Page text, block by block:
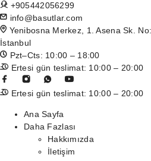
+905442056299
info@basutlar.com
Yenibosna Merkez, 1. Asena Sk.
İstanbul
Pzt–Cts: 10:00 – 18:00
Ertesi gün teslimat: 10:00 – 20:00
Ertesi gün teslimat: 10:00 – 20:00
Ana Sayfa
Daha Fazlası
Hakkımızda
İletişim